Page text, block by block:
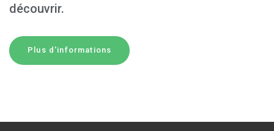
découvrir.
Plus d'informations